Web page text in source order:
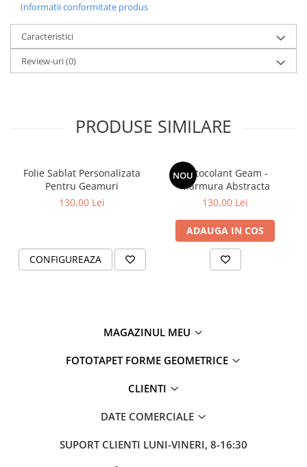
marmură sau oglindă.
Informatii conformitate produs
Caracteristici
Review-uri(0)
PRODUSE SIMILARE
Folie Sablat Personalizata
Pentru Geamuri
130,00 Lei
CONFIGUREAZA
NOUAutocolant Geam -
Marmura Abstracta
130,00 Lei
ADAUGA IN COS
MAGAZINUL MEU
FOTOTAPET FORME GEOMETRICE
CLIENTI
DATE COMERCIALE
SUPORT CLIENTI LUNI-VINERI, 8-16:30